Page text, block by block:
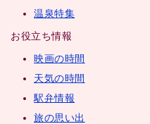
温泉特集
お役立ち情報
映画の時間
天気の時間
駅弁情報
旅の思い出